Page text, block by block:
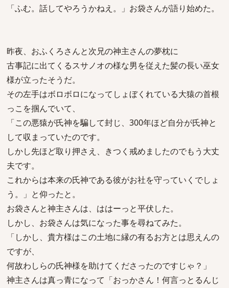
「ふむ。話してやろうかねえ。」お袋さんが語り始めた。
昨夜、おふくろさんと次兄の神主さんの夢枕に
古事記に出てくるスサノオの様な男を従えた髪の長い巫女
様が立ったそうだ。
その左手はボロボロになってしょぼくれている大猿の首根
っこを掴んでいて、
「この悪猿が氏神を騙して封じ、300年ほど自分が氏神と
して収まっていたのです。
しかし先ほど取り押さえ、きつく戒めましたのでもう大丈
夫です。
これからは本来の氏神である彼がお社を守っていくでしょ
う。」と仰ったと。
お袋さんと神主さんは、ははーっと平伏した。
しかし、お袋さんは気になった事を尋ねてみた。
「しかし、貴方様はこの土地に縁の有るお方とは思えんの
ですが、
何故わしらの氏神様を助けてくださったのですじゃ？」
神主さんは真っ青になって「おっかさん！何言っとるんじ